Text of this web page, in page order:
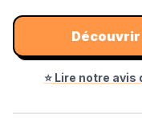
Découvrir
⭐ Lire notre